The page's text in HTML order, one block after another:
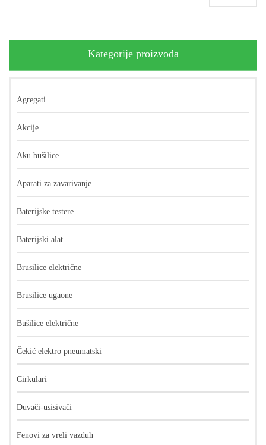
Kategorije proizvoda
Agregati
Akcije
Aku bušilice
Aparati za zavarivanje
Baterijske testere
Baterijski alat
Brusilice električne
Brusilice ugaone
Bušilice električne
Čekić elektro pneumatski
Cirkulari
Duvači-usisivači
Fenovi za vreli vazduh